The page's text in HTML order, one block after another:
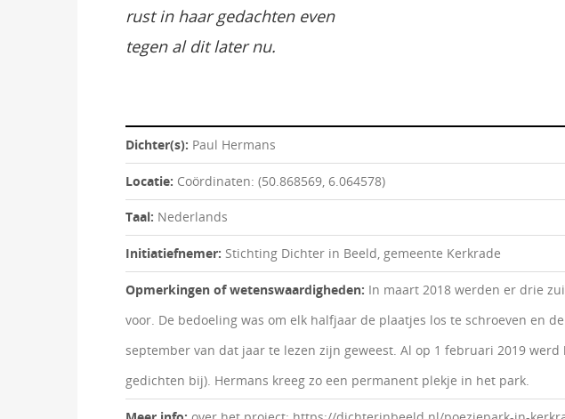
rust in haar gedachten even
tegen al dit later nu.
Dichter(s): Paul Hermans
Locatie: Coördinaten: (50.868569, 6.064578)
Taal: Nederlands
Initiatiefnemer: Stichting Dichter in Beeld, gemeente Kerkrade
Opmerkingen of wetenswaardigheden: In maart 2018 werden er drie
voor. De bedoeling was om elk halfjaar de plaatjes los te schroeven en
september van dat jaar te lezen zijn geweest. Al op 1 februari 2019
gedichten bij). Hermans kreeg zo een permanent plekje in het park.